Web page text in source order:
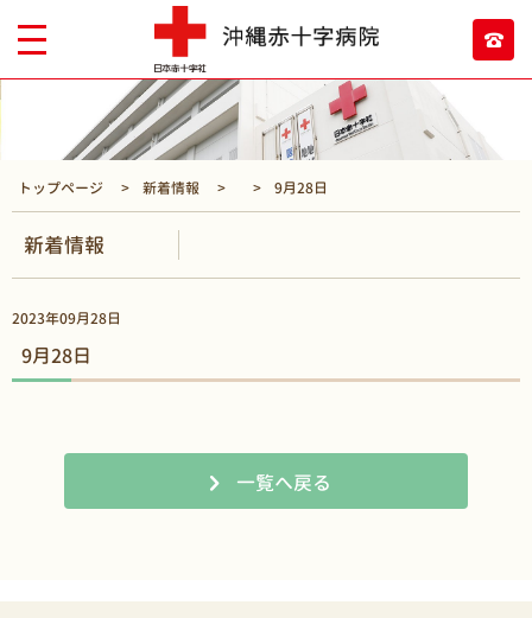
トップページ 新着情報 9月28日
新着情報
2023年09月28日
9月28日
一覧へ戻る